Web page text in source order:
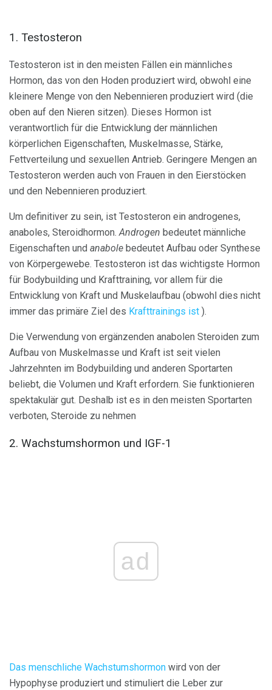
1. Testosteron
Testosteron ist in den meisten Fällen ein männliches
Hormon, das von den Hoden produziert wird, obwohl eine
kleinere Menge von den Nebennieren produziert wird (die
oben auf den Nieren sitzen). Dieses Hormon ist
verantwortlich für die Entwicklung der männlichen
körperlichen Eigenschaften, Muskelmasse, Stärke,
Fettverteilung und sexuellen Antrieb. Geringere Mengen an
Testosteron werden auch von Frauen in den Eierstöcken
und den Nebennieren produziert.
Um definitiver zu sein, ist Testosteron ein androgenes,
anaboles, Steroidhormon.Androgen bedeutet männliche
Eigenschaften und anabole bedeutet Aufbau oder Synthese
von Körpergewebe. Testosteron ist das wichtigste Hormon
für Bodybuilding und Krafttraining, vor allem für die
Entwicklung von Kraft und Muskelaufbau (obwohl dies nicht
immer das primäre Ziel des Krafttrainings ist ).
Die Verwendung von ergänzenden anabolen Steroiden zum
Aufbau von Muskelmasse und Kraft ist seit vielen
Jahrzehnten im Bodybuilding und anderen Sportarten
beliebt, die Volumen und Kraft erfordern. Sie funktionieren
spektakulär gut. Deshalb ist es in den meisten Sportarten
verboten, Steroide zu nehmen
2. Wachstumshormon und IGF-1
ad
Das menschliche Wachstumshormon wird von der
Hypophyse produziert und stimuliert die Leber zur